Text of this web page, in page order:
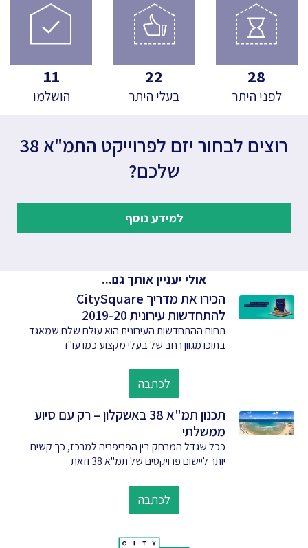
28
לפני היתר
22
בעלי היתר
11
הושלמו
רוצים לבחור יזם לפרוייקט התמ"א 38
שלכם?
למידע נוסף
אולי יעניין אותך גם...
הכירו את מדריך CitySquare
להתחדשות עירונית 2019-20
תחום ההתחדשות העירונית הוא עולם שלם שמאגד
בתוכו מגוון רחב של בעלי מקצוע כמו עו"ד
לכתבה
תכנון תמ"א 38 באשקלון – רק עם סיוע
ממשלתי
ככל שגדל המרחק בין הפריפריה למרכז, כך קשים
יותר ליישום פרויקטים של תמ"א 38 וזאת
לכתבה